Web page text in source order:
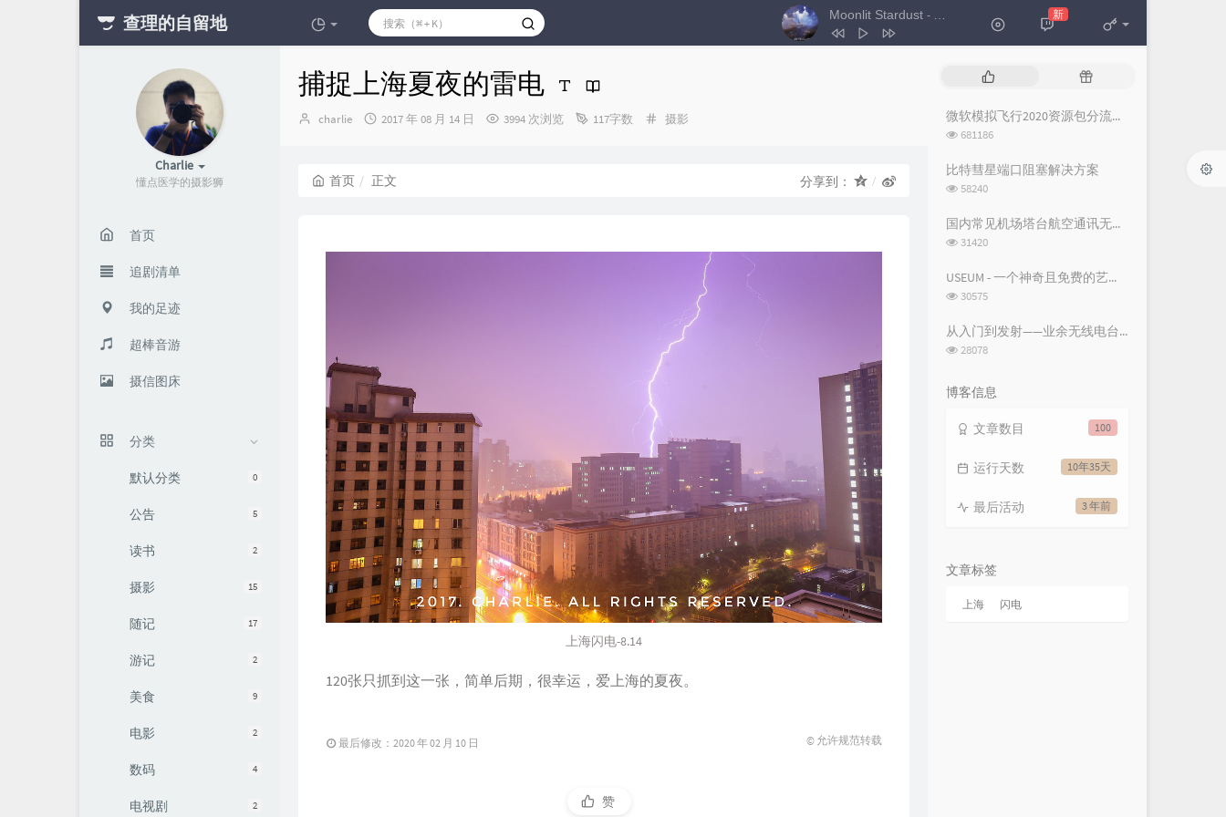
查理的自留地 Moonlit Stardust - 格里特 / THT
Secret Garden
5 Where Is the Love Josh Vietti
周深
新
Charlie
懂点医学的摄影狮
首页
追剧清单
我的足迹
超棒音游
摄信图床
分类
0
默认分类
5
公告
2
读书
15
摄影
17
随记
2
游记
9
美食
2
电影
4
数码
2
电视剧
捕捉上海夏夜的雷电
博
charlie
发
2017 年 08 月 14 日 3994 次浏览 117字数
分
摄影
首页 正文 分享到：
上海闪电-8.14
120张只抓到这一张，简单后期，很幸运，爱上海的夏夜。
最后修改：2020 年 02 月 10 日 © 允许规范转载
赞
文
随
文 微软模拟飞行2020资源包分流下载
浏
次
数:
681186
比特彗星端口阻塞解决方案
浏
次
数:
58240
国内常见机场塔台航空通讯无线电频率
浏
次
31420
USEUM - 一个神奇且免费的艺术作品下载网站
浏
次
数:
30575
从入门到发射——业余无线电台操作证书与无线电台执照指南
浏
数:
28078
博客信息
100
文章数目
10年35天
运行天数
3 年前
最后活动
文章标签
上海 闪电